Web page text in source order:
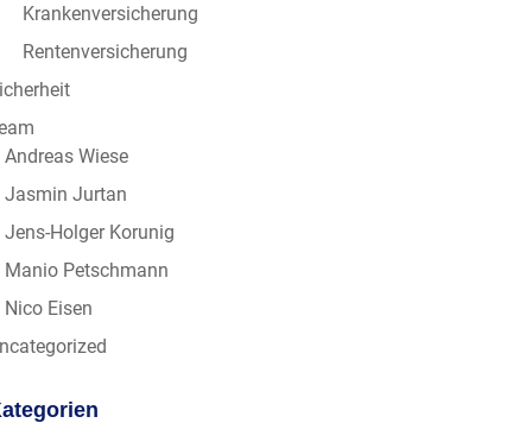
Krankenversicherung
Rentenversicherung
Andreas Wiese
Jasmin Jurtan
Jens-Holger Korunig
Manio Petschmann
Nico Eisen